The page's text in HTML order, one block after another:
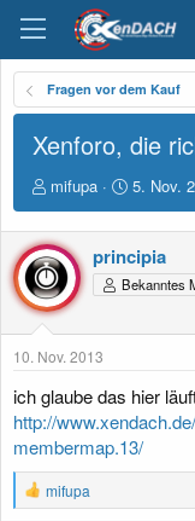
Fragen vor dem Kauf
Xenforo, die
E
r
s
t
e
l
l
e
r
mifupa
E
r
s
t
e
l
t
5. Nov.
principia
Bekanntes
10. Nov. 2013
ich glaube das hier
http://
membermap.13/
R
e
mifupa